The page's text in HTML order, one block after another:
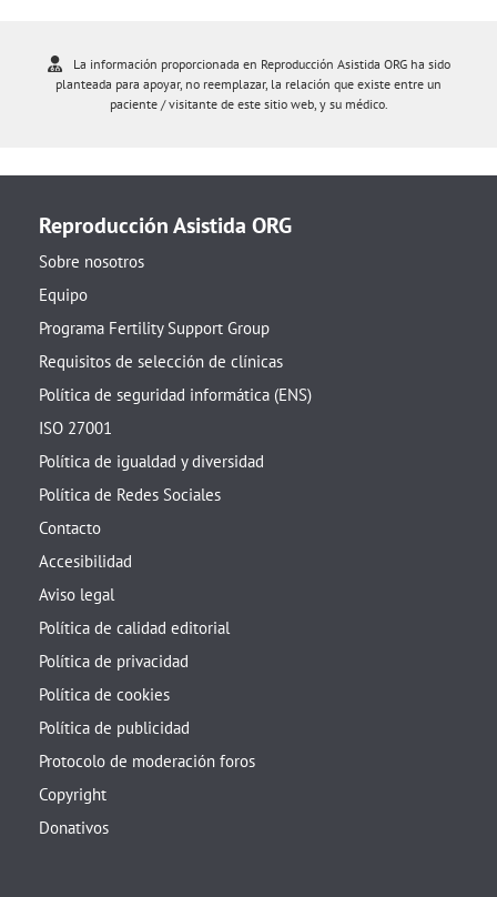
La información proporcionada en Reproducción Asistida ORG ha sido
planteada para apoyar, no reemplazar, la relación que existe entre un
paciente / visitante de este sitio web, y su médico.
Reproducción Asistida ORG
Sobre nosotros
Equipo
Programa Fertility Support Group
Requisitos de selección de clínicas
Política de seguridad informática (ENS)
ISO 27001
Política de igualdad y diversidad
Política de Redes Sociales
Contacto
Accesibilidad
Aviso legal
Política de calidad editorial
Política de privacidad
Política de cookies
Política de publicidad
Protocolo de moderación foros
Copyright
Donativos